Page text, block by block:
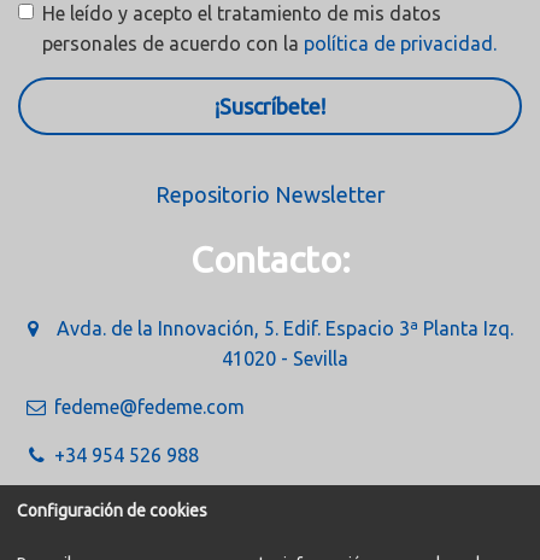
He leído y acepto el tratamiento de mis datos
personales de acuerdo con la política de privacidad.
¡Suscríbete!
Repositorio Newsletter
Contacto:
Avda. de la Innovación, 5. Edif. Espacio 3ª Planta Izq.
41020 - Sevilla
fedeme@fedeme.com
+34 954 526 988
Configuración de cookies